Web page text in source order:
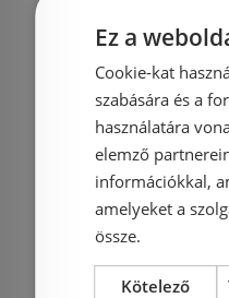
fehér
Azonosító:
Cikkszám:
27 750 Ft25
Ez a
Cookie-kat
szabására és a
használatára
elemző
információkkal,
amelyeket a
össze.
Kötelező